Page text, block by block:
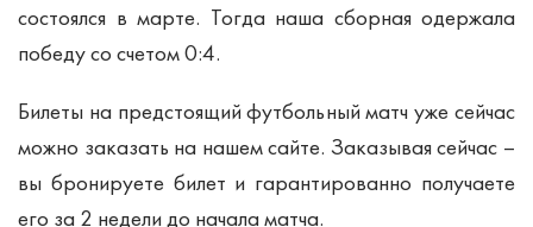
состоялся в марте. Тогда наша сборная одержала
победу со счетом 0:4.
Билеты на предстоящий футбольный матч уже сейчас
можно заказать на нашем сайте. Заказывая сейчас –
вы бронируете билет и гарантированно получаете
его за 2 недели до начала матча.